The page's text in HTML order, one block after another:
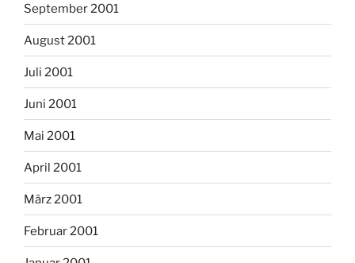
September 2001
August 2001
Juli 2001
Juni 2001
Mai 2001
April 2001
März 2001
Februar 2001